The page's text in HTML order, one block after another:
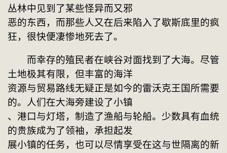
丛林中见到了某些怪异而又邪
恶的东西，而那些人又在后来陷入了歇斯底里的疯
狂，很快便凄惨地死去了。
而幸存的殖民者在峡谷对面找到了大海。尽管
土地极其有限，但丰富的海洋
资源与贸易路线无疑正是如今的雷沃克王国所需要
的。人们在大海旁建设了小镇
、港口与灯塔，制造了渔船与轮船。少数具有血统
的贵族成为了领袖，承担起发
展小镇的任务，也可以尽情享受在这与世隔离的新